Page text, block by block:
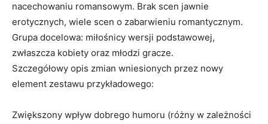
nacechowaniu romansowym. Brak scen jawnie
erotycznych, wiele scen o zabarwieniu romantycznym.
Grupa docelowa: miłośnicy wersji podstawowej,
zwłaszcza kobiety oraz młodzi gracze.
Szczegółowy opis zmian wniesionych przez nowy
element zestawu przykładowego:
Zwiększony wpływ dobrego humoru (różny w zależności